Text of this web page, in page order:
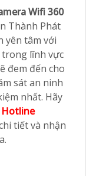
Wifi 360
Thành Phát
yên tâm với
trong lĩnh vực
đem đến cho
sát an ninh
nhất. Hãy
Hotline
tiết và nhận